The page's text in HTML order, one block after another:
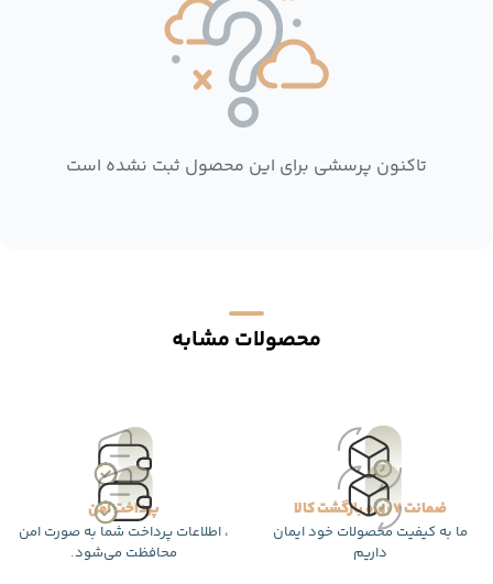
تاکنون پرسشی برای این محصول ثبت نشده است
محصولات مشابه
ضمانت 7 روزه بازگشت کالا
ما به کیفیت محصولات خود ایمان
داریم
پرداخت امن
، اطلاعات پرداخت شما به صورت امن
محافظت می‌شود.